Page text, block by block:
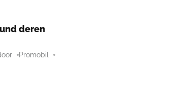
deren
Promobil